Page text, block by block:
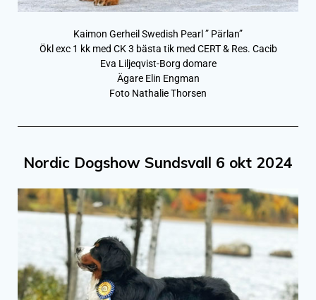
Kaimon Gerheil Swedish Pearl ” Pärlan”
Ökl exc 1 kk med CK 3 bästa tik med CERT & Res. Cacib
Eva Liljeqvist-Borg domare
Ägare Elin Engman
Foto Nathalie Thorsen
Nordic Dogshow Sundsvall 6 okt 2024